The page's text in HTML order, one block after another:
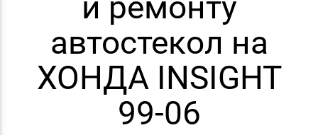
автостекол на
ХОНДА INSIGHT
99-06